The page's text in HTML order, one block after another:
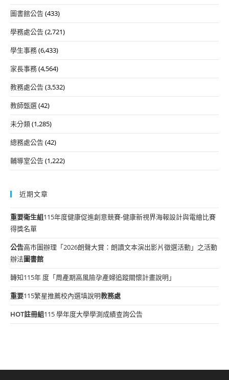
圖書館公告(433)
學務處公告(2,721)
學生事務(6,433)
家長事務(4,564)
教務處公告(3,532)
教師甄選(42)
未分類(1,285)
總務處公告(42)
輔導室公告(1,222)
近期文章
重要衛生組115年度健康促進創意競賽-健康新視界海報設計與電繪比賽
得獎名單
公告高市圖辦理「2026朗聲大賞：朗讀文本演出影片徵選活動」之活動
辦法圖書館
轉知115年 度「周產期高風險孕產婦追蹤關懷計畫說明」
重要115繁星推薦校內選填說明教務處
HOT註冊組115 學年度大學學測成績查詢公告